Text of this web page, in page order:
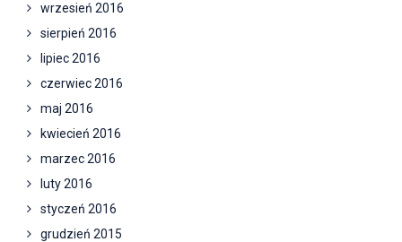
wrzesień 2016
sierpień 2016
lipiec 2016
czerwiec 2016
maj 2016
kwiecień 2016
marzec 2016
luty 2016
styczeń 2016
grudzień 2015